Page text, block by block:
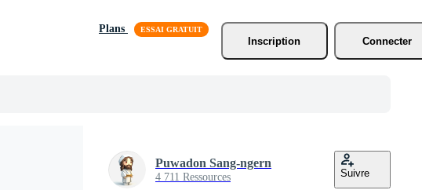
Plans
Inscription
Connecter
Puwadon Sang-ngern
4 711 Ressources Suivre